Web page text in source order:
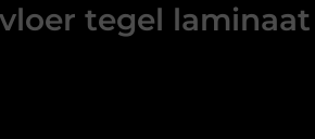
tegel laminaat